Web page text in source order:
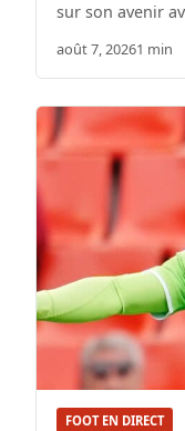
sur son avenir
août 7, 20261 min
FOOT EN DIRECT